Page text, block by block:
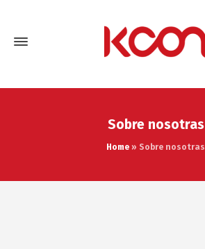
Sobre nosotras
Home » Sobre nosotras